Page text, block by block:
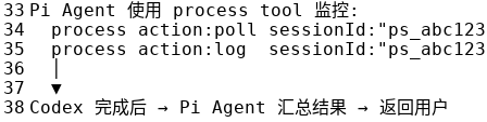
Pi Agent 使用 process tool 监控:
process
action : poll sessionId :
process
action : log sessionId :
▼
Codex 完成后 → Pi Agent 汇总结果 → 返回用户